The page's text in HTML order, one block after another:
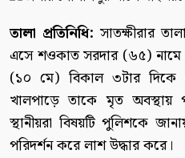
তালা প্রতিনিধি: সাতক্ষীরার
এসে শওকাত সরদার (৬৫) নামে
(১০ মে) বিকাল ৩টার দিকে
খালপাড়ে তাকে মৃত অবস্থায়
স্থানীয়রা বিষয়টি পুলিশকে
পরিদর্শন করে লাশ উদ্ধার করে।